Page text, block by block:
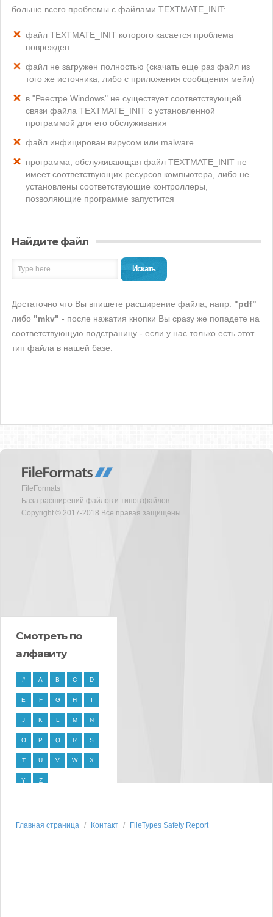
больше всего проблемы с файлами TEXTMATE_INIT:
файл TEXTMATE_INIT которого касается проблема
поврежден
файл не загружен полностью (скачать еще раз файл из
того же источника, либо с приложения сообщения мейл)
в "Реестре Windows" не существует соответствующей
связи файла TEXTMATE_INIT с установленной
программой для его обслуживания
файл инфицирован вирусом или malware
программа, обслуживающая файл TEXTMATE_INIT не
имеет соответствующих ресурсов компьютера, либо не
установлены соответствующие контроллеры,
позволяющие программе запустится
Найдите файл
Искать
Достаточно что Вы впишете расширение файла, напр. "pdf"
либо "mkv" - после нажатия кнопки Вы сразу же попадете на
соответствующую подстраницу - если у нас только есть этот
тип файла в нашей базе.
FileFormats
База расширений файлов и типов файлов
Copyright © 2017-2018 Все правая защищены
Смотреть по
алфавиту
# A B C D
E F G H I
J K L M N
O P Q R S
T U V W X
Y Z
Главная страница Контакт FileTypes Safety Report